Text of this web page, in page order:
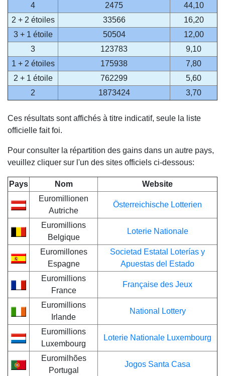
4
2475
44,10
2 + 2 étoiles
33566
16,20
3 + 1 étoile
50504
12,00
3
123783
9,10
1 + 2 étoiles
175938
7,80
2 + 1 étoile
762299
5,60
2
1873424 3,70
Ces résultats sont affichés à titre indicatif, seule la liste
officielle fait foi.
Pour consulter la répartition des gains dans un autre pays,
veuillez cliquer sur l'un des sites officiels ci-dessous:
Pays Nom
Website
Euromillionen
Autriche
Österreichische Lotterien
Euromillions
Belgique
Loterie Nationale
Euromillones
Espagne
Societad Estatal Loterías y
Apuestas del Estado
Euromillions
France
Française des Jeux
Euromillions
Irlande
National Lottery
Euromillions
Luxembourg
Loterie Nationale Luxembourg
Euromilhões
Portugal
Jogos Santa Casa